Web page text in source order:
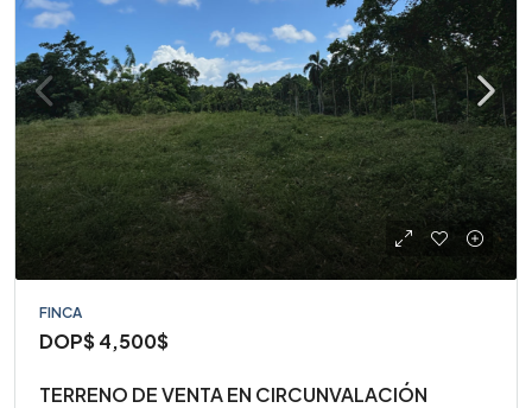
FINCA
DOP$4,500$
TERRENO DE VENTA EN CIRCUNVALACIÓN